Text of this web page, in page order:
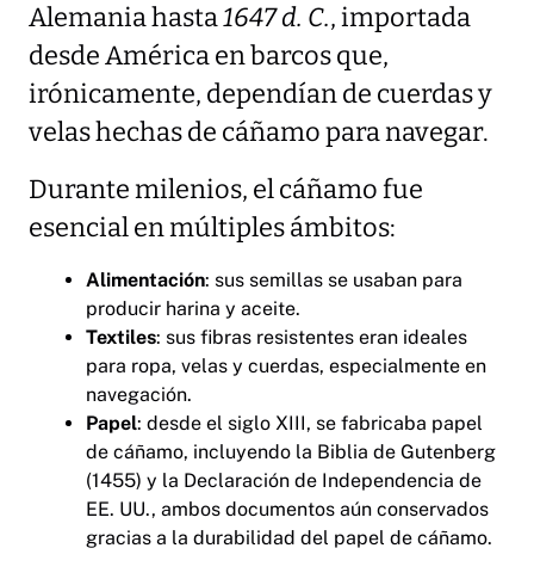
Alemania hasta1647 d. C., importada
desde América en barcos que,
irónicamente, dependían de cuerdas y
velas hechas de cáñamo para navegar.
Durante milenios, el cáñamo fue
esencial en múltiples ámbitos:
Alimentación: sus semillas se usaban para
producir harina y aceite.
Textiles: sus fibras resistentes eran ideales
para ropa, velas y cuerdas, especialmente en
navegación.
Papel: desde el siglo XIII, se fabricaba papel
de cáñamo, incluyendo la Biblia de Gutenberg
(1455) y la Declaración de Independencia de
EE. UU., ambos documentos aún conservados
gracias a la durabilidad del papel de cáñamo.